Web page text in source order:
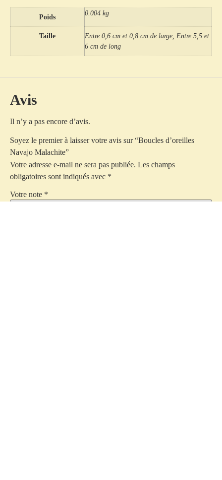
Poids 0.004 kg
Taille
Entre 0,6 cm et 0,8 cm de large, Entre 5,5 et
6 cm de long
Avis
Il n’y a pas encore d’avis.
Soyez le premier à laisser votre avis sur “Boucles d’oreilles
Navajo Malachite”
Votre adresse e-mail ne sera pas publiée. Les champs
obligatoires sont indiqués avec *
Votre note *